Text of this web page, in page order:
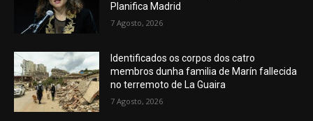
Planifica Madrid
7 Agosto, 2026
Identificados os corpos dos catro
membros dunha familia de Marín fallecida
no terremoto de La Guaira
7 Agosto, 2026